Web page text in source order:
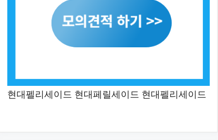
현대펠리세이드 현대페릴세이드 현대펠리세이드